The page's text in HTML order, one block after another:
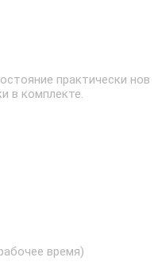
практически нов
в комплекте.
время)